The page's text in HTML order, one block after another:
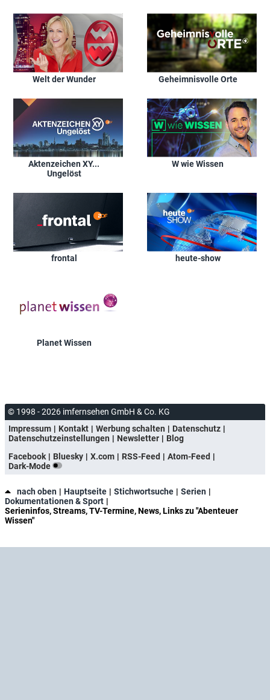
Welt der Wunder Geheimnisvolle Orte
Aktenzeichen XY...
Ungelöst
W wie Wissen
frontal heute-show
Planet Wissen
© 1998 - 2026 imfernsehen GmbH & Co. KG
Impressum
Kontakt Werbung schalten
Datenschutz
Datenschutzeinstellungen
Newsletter
Blog
Facebook
Bluesky X.com RSS-Feed
Atom-Feed
Dark-Mode
nach oben Hauptseite Stichwortsuche
Serien
Dokumentationen & Sport
Serieninfos, Streams, TV-Termine, News, Links zu "Abenteuer
Wissen"